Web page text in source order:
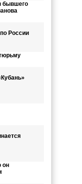
бывшего
России
он